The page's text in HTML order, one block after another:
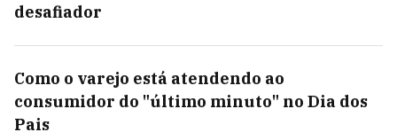
desafiador
Como o varejo está atendendo ao
consumidor do "último minuto" no Dia dos
Pais